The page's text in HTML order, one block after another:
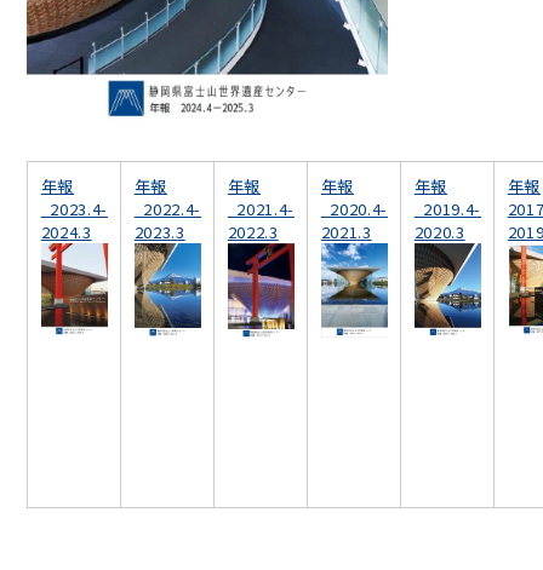
年報
_2023.4-
2024.3
年報
_2022.4-
2023.3
年報
_2021.4-
2022.3
年報
_2020.4-
2021.3
年報
_2019.4-
2020.3
年報